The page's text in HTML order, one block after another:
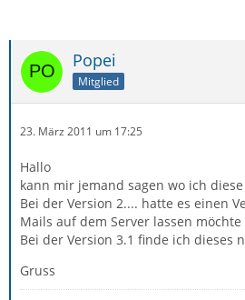
Popei
Mitglied
23. März 2011 um 17:25
Hallo
kann mir jemand sagen wo ich
Bei der Version 2.... hatte es einen
Mails auf dem Server lassen
Bei der Version 3.1 finde ich dieses
Gruss